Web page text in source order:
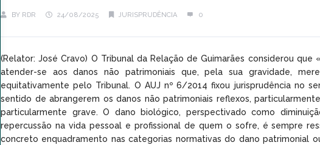
BY RDR 24/08/2025 JURISPRUDÊNCIA 0
(Relator: José Cravo) O Tribunal da Relação de Guimarães considerou
atender-se aos danos não patrimoniais que, pela sua gravidade,
equitativamente pelo Tribunal. O AUJ nº 6/2014 fixou jurisprudência no
sentido de abrangerem os danos não patrimoniais reflexos,
particularmente grave. O dano biológico, perspectivado como
repercussão na vida pessoal e profissional de quem o sofre, é sempre
concreto enquadramento nas categorias normativas do dano patrimonial